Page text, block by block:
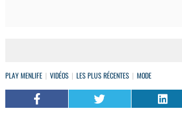
PLAY MENLIFE VIDÉOS LES PLUS RÉCENTES MODE